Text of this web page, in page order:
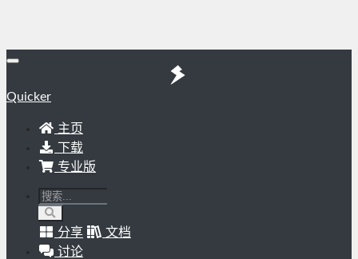
Quicker
主页
下载
专业版
分享
文档
讨论